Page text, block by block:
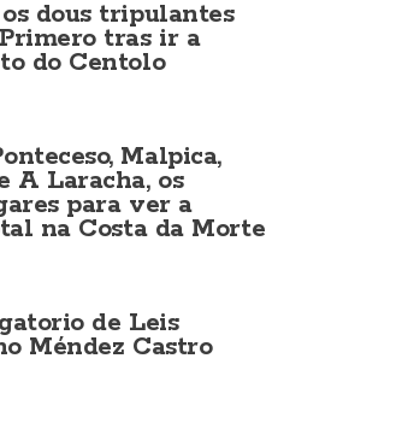
dous tripulantes
tras ir a
do Centolo
Malpica,
A Laracha, os
para ver a
na Costa da Morte
de Leis
Méndez Castro